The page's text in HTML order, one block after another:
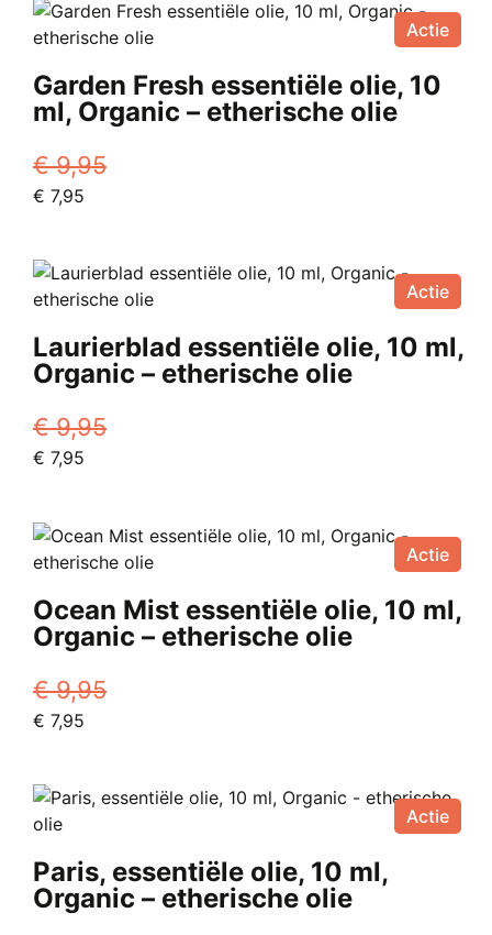
€ 9,95.€ 7,95.
Actie
Garden Fresh essentiële olie, 10
ml, Organic – etherische olie
€9,95
Oorspronkelijke
€ 9,95.
€ 7,95
€ 7,95.
Actie
Laurierblad essentiële olie, 10 ml,
Organic – etherische olie
€9,95
Oorspronkelijke
€ 9,95.
€ 7,95
€ 7,95.
Actie
Ocean Mist essentiële olie, 10 ml,
Organic – etherische olie
€9,95
Oorspronkelijke
€ 9,95.
€ 7,95
€ 7,95.
Actie
Paris, essentiële olie, 10 ml,
Organic – etherische olie